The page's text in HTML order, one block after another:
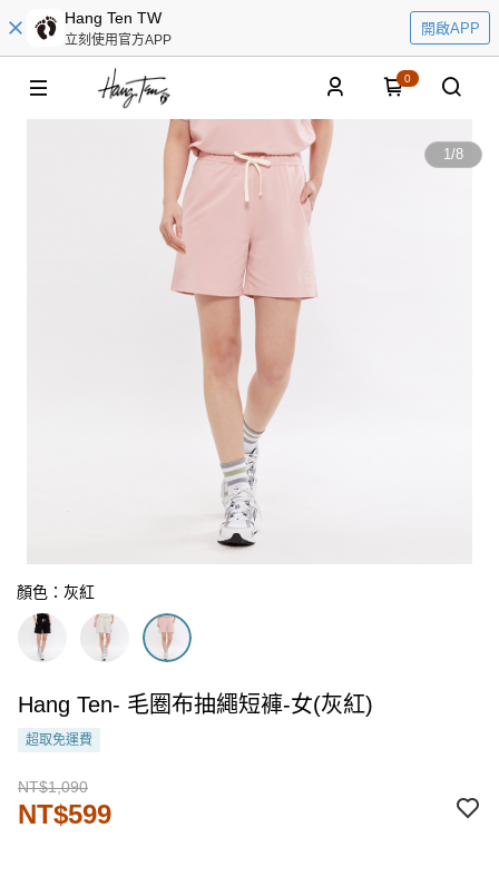
Hang Ten TW
立刻使用官方APP
開啟APP
0
1/8
顏色：灰紅
Hang Ten- 毛圈布抽繩短褲-女(灰紅)
超取免運費
NT$1,090
NT$599